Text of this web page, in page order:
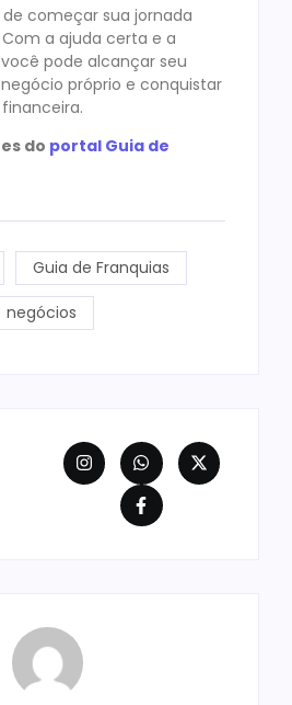
começar sua jornada
a ajuda certa e a
pode alcançar seu
próprio e conquistar
do portal Guia de
Guia de Franquias
negócios